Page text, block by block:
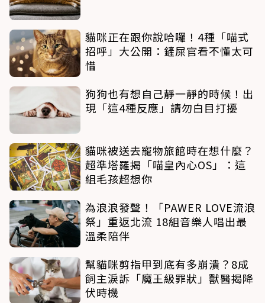
貓咪正在跟你說哈囉！4種「喵式
招呼」大公開：鏟屎官看不懂太可
惜
狗狗也有想自己靜一靜的時候！出
現「這4種反應」請勿白目打擾
貓咪被送去寵物旅館時在想什麼？
超準塔羅揭「喵皇內心OS」：這
組毛孩超想你
為浪浪發聲！「PAWER LOVE流浪
祭」重返北流 18組音樂人唱出最
溫柔陪伴
幫貓咪剪指甲到底有多崩潰？8成
飼主淚訴「魔王級罪狀」獸醫揭降
伏時機